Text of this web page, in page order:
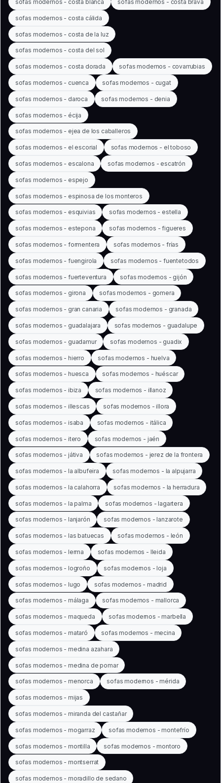
sofas modernos - costa blanca sofas modernos - costa brava
sofas modernos - costa cálida
sofas modernos - costa de la luz
sofas modernos - costa del sol
sofas modernos - costa dorada sofas modernos - covarrubias
sofas modernos - cuenca sofas modernos - cugat
sofas modernos - daroca sofas modernos - denia
sofas modernos - écija
sofas modernos - ejea de los caballeros
sofas modernos - el escorial sofas modernos - el toboso
sofas modernos - escalona sofas modernos - escatrón
sofas modernos - espejo
sofas modernos - espinosa de los monteros
sofas modernos - esquivias sofas modernos - estella
sofas modernos - estepona sofas modernos - figueres
sofas modernos - formentera sofas modernos - frías
sofas modernos - fuengirola sofas modernos - fuentetodos
sofas modernos - fuerteventura sofas modernos - gijón
sofas modernos - girona sofas modernos - gomera
sofas modernos - gran canaria sofas modernos - granada
sofas modernos - guadalajara sofas modernos - guadalupe
sofas modernos - guadamur sofas modernos - guadix
sofas modernos - hierro sofas modernos - huelva
sofas modernos - huesca sofas modernos - huéscar
sofas modernos - ibiza sofas modernos - illanoz
sofas modernos - illescas sofas modernos - illora
sofas modernos - isaba sofas modernos - itálica
sofas modernos - itero sofas modernos - jaén
sofas modernos - játiva sofas modernos - jerez de la frontera
sofas modernos - la albufeira sofas modernos - la alpujarra
sofas modernos - la calahorra sofas modernos - la herradura
sofas modernos - la palma sofas modernos - lagartera
sofas modernos - lanjarón sofas modernos - lanzarote
sofas modernos - las batuecas sofas modernos - león
sofas modernos - lerma sofas modernos - lleida
sofas modernos - logroño sofas modernos - loja
sofas modernos - lugo sofas modernos - madrid
sofas modernos - málaga sofas modernos - mallorca
sofas modernos - maqueda sofas modernos - marbella
sofas modernos - mataró sofas modernos - mecina
sofas modernos - medina azahara
sofas modernos - medina de pomar
sofas modernos - menorca sofas modernos - mérida
sofas modernos - mijas
sofas modernos - miranda del castañar
sofas modernos - mogarraz sofas modernos - montefrío
sofas modernos - montilla sofas modernos - montoro
sofas modernos - montserrat
sofas modernos - moradillo de sedano